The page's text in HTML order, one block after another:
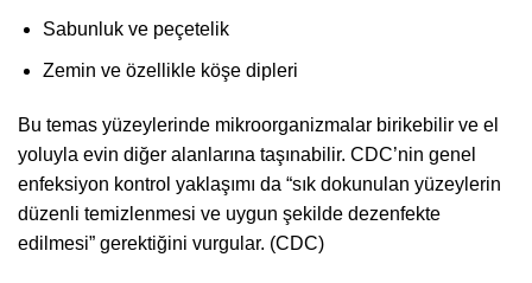
Sabunluk ve peçetelik
Zemin ve özellikle köşe dipleri
Bu temas yüzeylerinde mikroorganizmalar birikebilir ve el
yoluyla evin diğer alanlarına taşınabilir. CDC’nin genel
enfeksiyon kontrol yaklaşımı da “sık dokunulan yüzeylerin
düzenli temizlenmesi ve uygun şekilde dezenfekte
edilmesi” gerektiğini vurgular. (CDC)